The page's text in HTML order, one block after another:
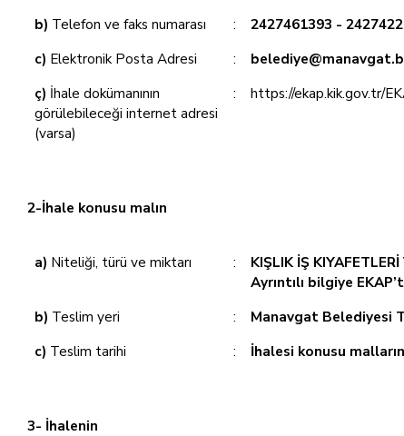
b) Telefon ve faks numarası :
2427461393 -
c) Elektronik Posta Adresi :
ç) İhale dokümanının
görülebileceği internet adresi
(varsa)
: https://ekap.kik.gov.tr/
2-İhale konusu malın
a) Niteliği, türü ve miktarı :
KIŞLIK İŞ
Ayrıntılı bilgiye
b) Teslim yeri :
Manavgat Belediyesi
c) Teslim tarihi : İhalesi konusu
3- İhalenin